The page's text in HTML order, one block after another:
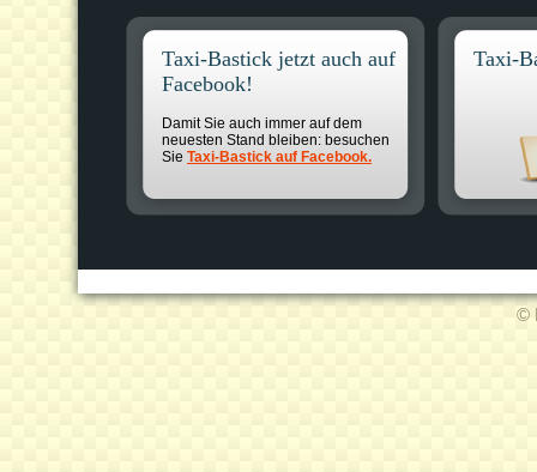
Taxi-Bastick jetzt auch auf
Facebook!
Damit Sie auch immer auf dem
neuesten Stand bleiben: besuchen
Sie Taxi-Bastick auf Facebook.
Taxi-
©